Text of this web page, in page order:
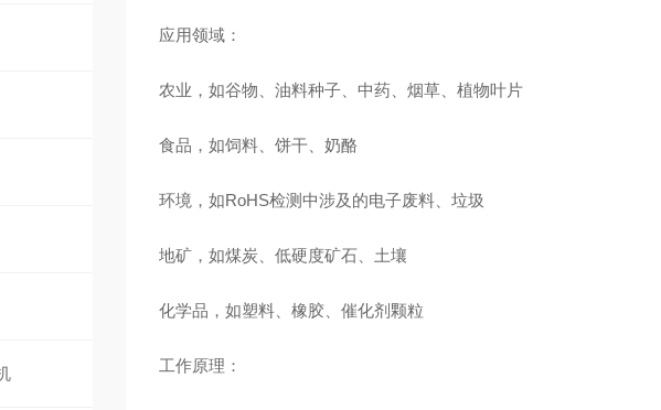
应用领域：
农业，如谷物、油料种子、中药、烟草、植物叶片
食品，如饲料、饼干、奶酪
环境，如RoHS检测中涉及的电子废料、垃圾
地矿，如煤炭、低硬度矿石、土壤
化学品，如塑料、橡胶、催化剂颗粒
工作原理：